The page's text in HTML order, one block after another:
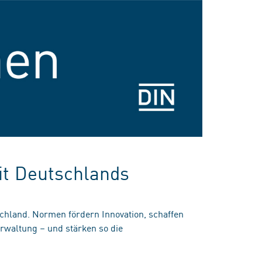
Deutschlands
Normen fördern Innovation, schaffen
– und stärken so die